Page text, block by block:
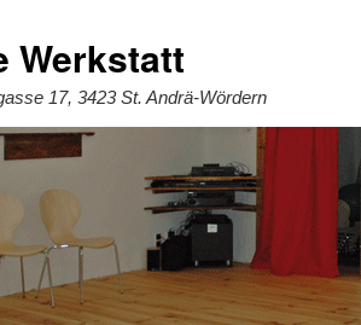
Werkstatt
17, 3423 St. Andrä-Wördern